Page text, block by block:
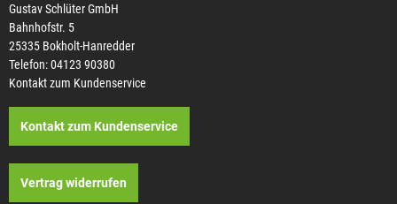
Gustav Schlüter GmbH
Bahnhofstr. 5
25335 Bokholt-Hanredder
Telefon: 04123 90380
Kontakt zum Kundenservice
Kontakt zum Kundenservice
Vertrag widerrufen